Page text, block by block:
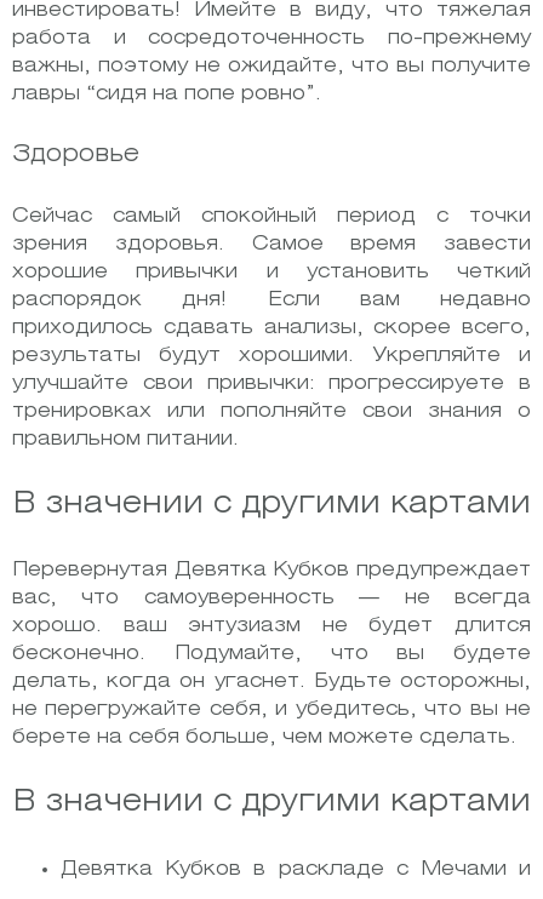
инвестировать!
Имейте в виду, что тяжелая
работа и сосредоточенность по-прежнему
важны, поэтому не ожидайте, что вы получите
лавры “сидя на попе ровно”.
Здоровье
Сейчас самый спокойный период с точки
зрения здоровья. Самое время завести
хорошие привычки и установить четкий
распорядок дня! Если вам недавно
приходилось сдавать анализы, скорее всего,
результаты будут хорошими. Укрепляйте и
улучшайте свои привычки: прогрессируете в
тренировках или пополняйте свои знания о
правильном питании.
В значении с другими картами
Перевернутая Девятка Кубков предупреждает
вас, что самоуверенность — не всегда
хорошо. ваш энтузиазм не будет длится
бесконечно. Подумайте, что вы будете
делать, когда он угаснет. Будьте осторожны,
не перегружайте себя, и убедитесь, что вы не
берете на себя больше, чем можете сделать.
В значении с другими картами
Девятка Кубков в раскладе с Мечами и